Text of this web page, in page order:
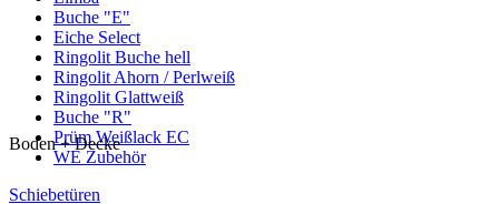
Buche "E"
Eiche Select
Ringolit Buche hell
Ringolit Ahorn / Perlweiß
Ringolit Glattweiß
Buche "R"
Prüm Weißlack EC
WE Zubehör
Schiebetüren
Boden + Decke